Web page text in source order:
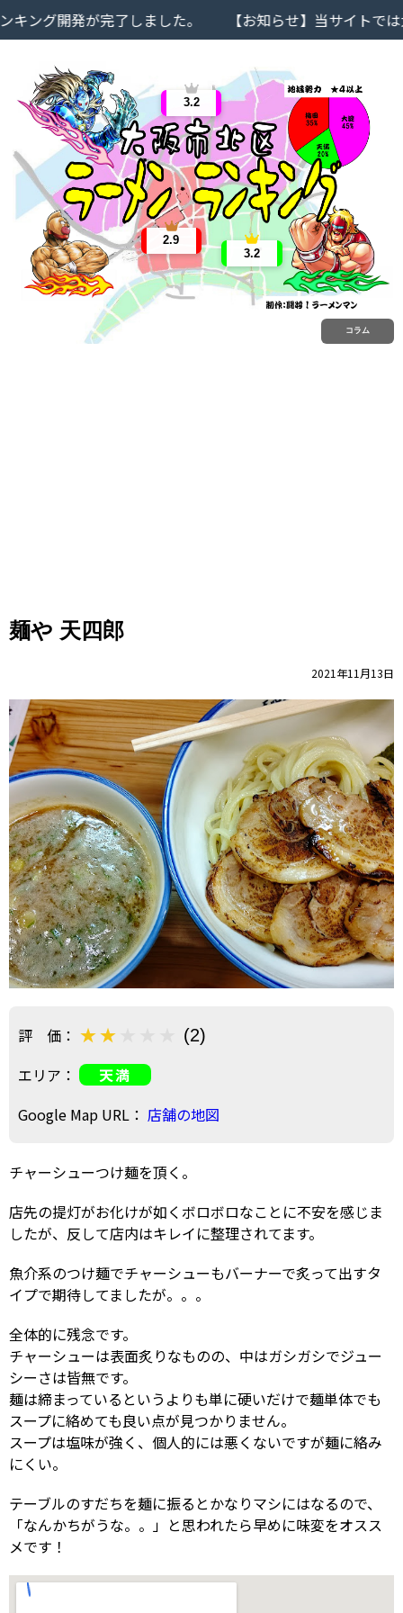
グ開発が完了しました。 【お知らせ】当サイトでは大
3.2
3.2
2.9
コラム
麺や 天四郎
2021年11月13日
評 価： (2)
エリア：
天満
Google Map URL： 店舗の地図
チャーシューつけ麺を頂く。
店先の提灯がお化けが如くボロボロなことに不安を感じま
したが、反して店内はキレイに整理されてます。
魚介系のつけ麺でチャーシューもバーナーで炙って出すタ
イプで期待してましたが。。。
全体的に残念です。
チャーシューは表面炙りなものの、中はガシガシでジュー
シーさは皆無です。
麺は締まっているというよりも単に硬いだけで麺単体でも
スープに絡めても良い点が見つかりません。
スープは塩味が強く、個人的には悪くないですが麺に絡み
にくい。
テーブルのすだちを麺に振るとかなりマシにはなるので、
「なんかちがうな。。」と思われたら早めに味変をオスス
メです！